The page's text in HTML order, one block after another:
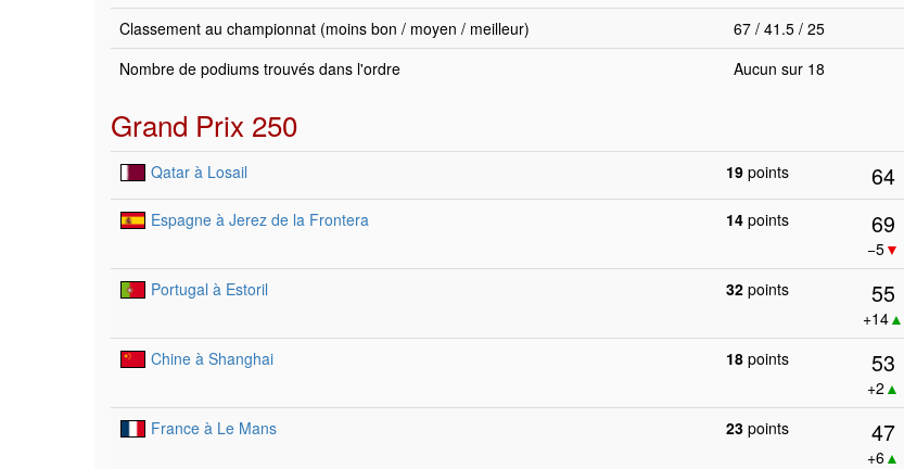
Classement au championnat (moins bon / moyen / meilleur)
67 / 41.5 / 25
Nombre de podiums trouvés dans l'ordre
Aucun sur 18
Grand Prix 250
Qatar à Losail 19 points 64
Espagne à Jerez de la Frontera 14 points 69
−5▼
Portugal à Estoril
32 points 55
+14▲
Chine à Shanghai
18 points 53
+2 ▲
France à Le Mans
23 points 47
+6▲